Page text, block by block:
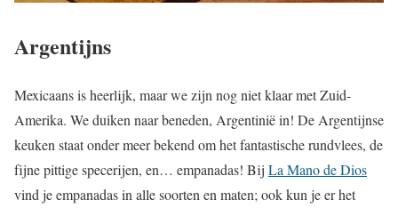
Argentijns
Mexicaans is heerlijk, maar we zijn nog niet klaar met Zuid-
Amerika. We duiken naar beneden, Argentinië in! De Argentijnse
keuken staat onder meer bekend om het fantastische rundvlees, de
fijne pittige specerijen, en… empanadas! Bij La Mano de Dios
vind je empanadas in alle soorten en maten; ook kun je er het